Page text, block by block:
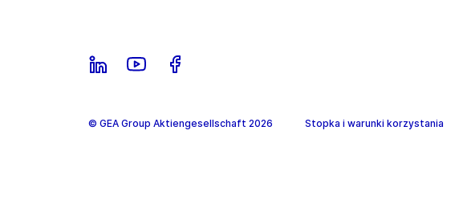
© GEA Group Aktiengesellschaft 2026 Stopka i warunki korzystania